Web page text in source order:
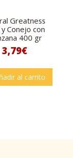
Greatness
Conejo con
400 gr
3,79€
al carrito